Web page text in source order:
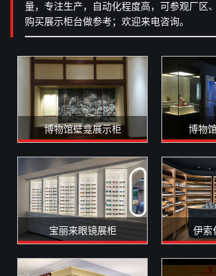
量，专注生产，自动化程度高，可参观厂区
购买展示柜台做参考；欢迎来电咨询。
博物馆壁龛展示柜 博物
宝丽来眼镜展柜 伊索